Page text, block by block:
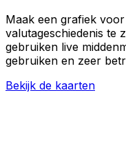
Maak een grafiek
valutageschiedenis te
gebruiken live
gebruiken en zeer
Bekijk de kaarten